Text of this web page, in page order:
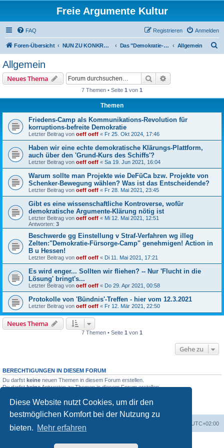
Diese Website nutzt Cookies, um dir den
bestmöglichen Komfort bei der Nutzung zu
bieten. Mehr erfahren
Freie Argumente Kultur
FAQ Anmelden
Registrieren
Foren-Übersicht NUN ZU KONKRETEN AKTIONEN U PROJEKTEN, ALS WICHTIGSTES AUSSER-PARLAMENTARISCHE KOMMUNEN WIE DAS DeFüCa Das "Demokratie-Fürsorge-Camp (DeFüCa)" als Gesamt-Projekt Allgemein
Allgemein
Neues Thema Suche
7 Themen • Seite 1 von 1
Themen
Friedens-Camp als Kommunikations-Revolution für
korruptions-befreite Demokratie
Letzter Beitrag von oeff oeff « Fr 25. Okt 2024, 17:46
Haben wir eine echte demokratische Klärungs-Plattform,
auch über den 'Grund-Kurs des Schiffs'?
Letzter Beitrag von oeff oeff « Sa 19. Jun 2021, 16:04
Warum sollte man Projekte wie DeFüCa bzw. Projekte von
Schenker-Bewegung wählen? Was ist das Entscheidende?
Letzter Beitrag von oeff oeff « Fr 28. Mai 2021, 23:45
Gibt es eine wissenschaftliche Kontroverse, wofür
demokratische Argumente-Klärung nötig ist
Letzter Beitrag von oeff oeff « Mi 12. Mai 2021, 12:51
Antworten: 3
Beschwerde gg Einstellung v Straf-Verfahren wg illeg
Zelten:"Demokratie-Fürsorge-Camp" genehmigen! Action in
B u Hessen!
Letzter Beitrag von oeff oeff « Di 11. Mai 2021, 17:21
Es wird enger... Sollten wir fliehen? -- Nur 'Flucht in die
Lösung' bringt's...
Letzter Beitrag von oeff oeff « Do 29. Apr 2021, 00:58
Protokolle von 'Bündnis'-Treffen - hier vom 12.3.2021
Letzter Beitrag von oeff oeff « Fr 12. Mär 2021, 22:50
Neues Thema
7 Themen • Seite 1 von 1
Gehe zu
BERECHTIGUNGEN IN DIESEM FORUM
Du darfst keine neuen Themen in diesem Forum erstellen.
Du darfstkeineAntworten zu Themen in diesem Forum erstellen.
Du darfst deine Beiträge in diesem Forumnicht löschen.
Dateianhänge in diesem Forum erstellen.
Foren-Übersicht UTC+02:00